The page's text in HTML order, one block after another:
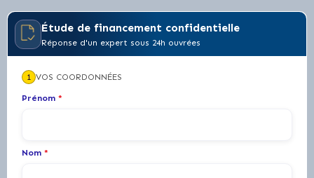
Étude de financement confidentielle
Réponse d'un expert sous 24h ouvrées
1 VOS COORDONNÉES
Prénom *
Nom *